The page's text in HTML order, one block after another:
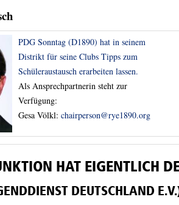
PDG Sonntag (D1890) hat in seinem
Distrikt für seine Clubs Tipps zum
Schüleraustausch erarbeiten lassen.
Als Ansprechpartnerin steht zur
Verfügung:
Gesa Völkl: chairperson@rye1890.org
HAT EIGENTLICH
DEUTSCHLAND